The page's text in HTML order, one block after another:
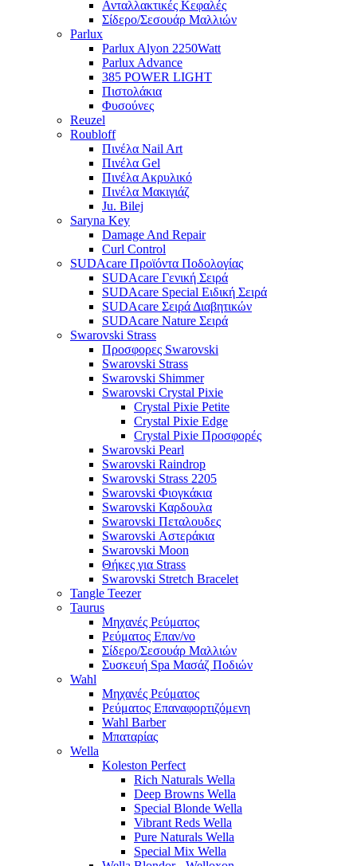
Ανταλλακτικές Κεφαλές
Σίδερο/Σεσουάρ Μαλλιών
Parlux
Parlux Alyon 2250Watt
Parlux Advance
385 POWER LIGHT
Πιστολάκια
Φυσούνες
Reuzel
Roubloff
Πινέλα Nail Art
Πινέλα Gel
Πινέλα Ακρυλικό
Πινέλα Μακιγιάζ
Ju. Bilej
Saryna Key
Damage And Repair
Curl Control
SUDAcare Προϊόντα Ποδολογίας
SUDAcare Γενική Σειρά
SUDAcare Special Ειδική Σειρά
SUDAcare Σειρά Διαβητικών
SUDAcare Nature Σειρά
Swarovski Strass
Προσφορες Swarovski
Swarovski Strass
Swarovski Shimmer
Swarovski Crystal Pixie
Crystal Pixie Petite
Crystal Pixie Edge
Crystal Pixie Προσφορές
Swarovski Pearl
Swarovski Raindrop
Swarovski Strass 2205
Swarovski Φιογκάκια
Swarovski Καρδουλα
Swarovski Πεταλουδες
Swarovski Αστεράκια
Swarovski Moon
Θήκες για Strass
Swarovski Stretch Bracelet
Tangle Teezer
Taurus
Μηχανές Ρεύματος
Ρεύματος Επαν/νο
Σίδερο/Σεσουάρ Μαλλιών
Συσκευή Spa Μασάζ Ποδιών
Wahl
Μηχανές Ρεύματος
Ρεύματος Επαναφορτιζόμενη
Wahl Barber
Μπαταρίας
Wella
Koleston Perfect
Rich Naturals Wella
Deep Browns Wella
Special Blonde Wella
Vibrant Reds Wella
Pure Naturals Wella
Special Mix Wella